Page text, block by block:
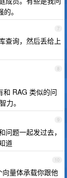
。
7
查询，然后丢给上
8
和 RAG 类似的问
力。
9
题一起发过去，
道
10
量体承载你跟他